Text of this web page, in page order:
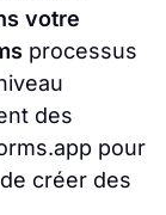
votre
processus
des
pour
créer des